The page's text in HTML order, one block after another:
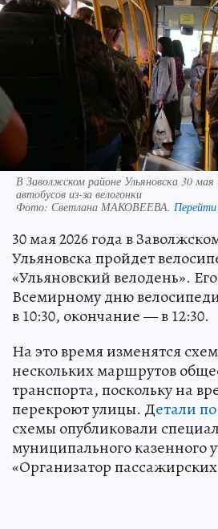
В Заволжском районе Ульяновска 30
автобусов из-за велогонки
Фото: Светлана МАКОВЕЕВА.
30 мая 2026 года в
Ульяновска пройдет
«Ульяновский велодень».
Всемирному дню
в 10:30, окончание — в 12:30.
На это время изменятся
нескольких маршрутов
транспорта, поскольку на
перекроют улицы. Детали
схемы опубликовали
муниципального казенного
«Организатор